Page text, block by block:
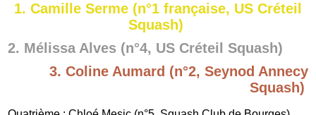
1. Camille Serme (n°1 française, US Créteil
Squash)
2. Mélissa Alves (n°4, US Créteil Squash)
3. Coline Aumard (n°2, Seynod Annecy
Squash)